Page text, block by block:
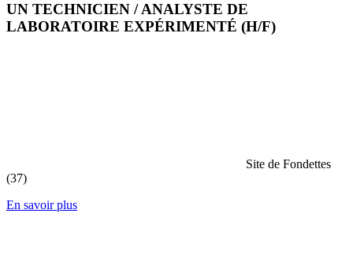
UN TECHNICIEN / ANALYSTE DE
LABORATOIRE EXPÉRIMENTÉ (H/F)
Site de Fondettes
(37)
En savoir plus